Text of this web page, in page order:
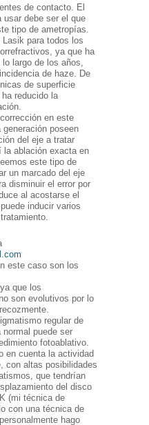
de contacto. El
usar debe ser el que
tipo de ametropías.
para todos los
ya que ha
largo de los años,
de haze. De
de superficie
reducido la
en este
poseen
del eje a tratar
la ablación exacta en
este tipo de
un marcado del eje
disminuir el error por
al acostarse el
inducir varios
este caso son los
que los
son evolutivos por lo
regular de
puede ser
fotoablativo.
en cuenta la actividad
con altas posibilidades
que tendrían
del disco
(mi técnica de
con una técnica de
hago